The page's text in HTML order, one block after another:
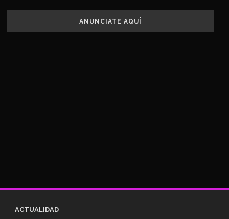
ANUNCIATE AQUÍ
ACTUALIDAD